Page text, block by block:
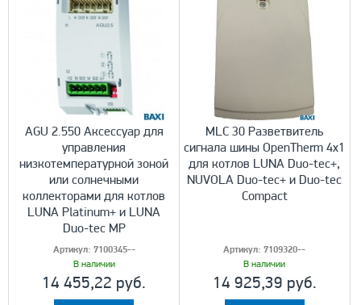
AGU 2.550 Аксессуар для
управления
низкотемпературной зоной
или солнечными
коллекторами для котлов
LUNA Platinum+ и LUNA
Duo-tec MP
Артикул: 7100345--
В наличии
14 455,22 руб.
MLC 30 Разветвитель
сигнала шины OpenTherm 4x1
для котлов LUNA Duo-tec+,
NUVOLA Duo-tec+ и Duo-tec
Compact
Артикул:7109320--
В наличии
14 925,39 руб.